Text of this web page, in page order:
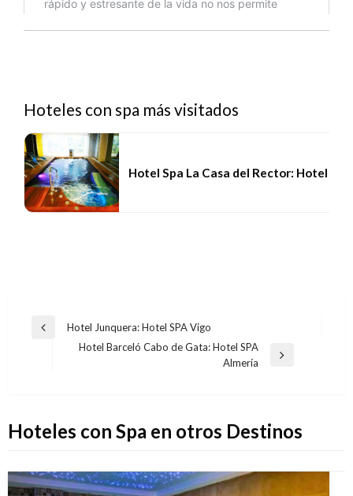
Hoteles con spa más visitados
Hotel Spa La Casa del Rector: Hotel
Navegación
Entrada
Hotel Junquera: Hotel SPA Vigo
Hotel Barceló Cabo de Gata: Hotel SPA
Almería
Hoteles con Spa en otros Destinos